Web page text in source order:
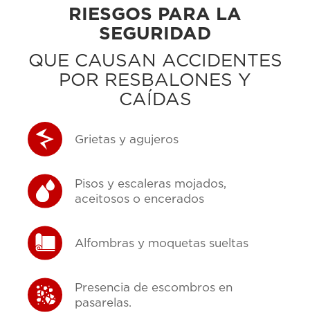
RIESGOS PARA LA
SEGURIDAD
QUE CAUSAN ACCIDENTES
POR RESBALONES Y
CAÍDAS
Grietas y agujeros
Pisos y escaleras mojados,
aceitosos o encerados
Alfombras y moquetas sueltas
Presencia de escombros en
pasarelas.